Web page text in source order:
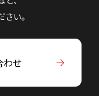
い。
わせ